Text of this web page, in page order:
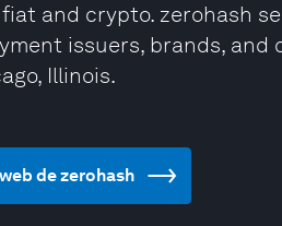
and crypto. zerohash
issuers, brands, and
Illinois.
de zerohash